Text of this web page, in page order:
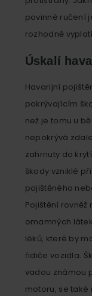
povinné ručení
rozhodně
Úskalí
Havarijní
pokrývajícím
než je tomu u
nepokrývá
zahrnuty do
škody vzniklé
pojištěného
Pojištění
omamných
léků, které by
řidiče vozidla.
vadou známou
motoru, se